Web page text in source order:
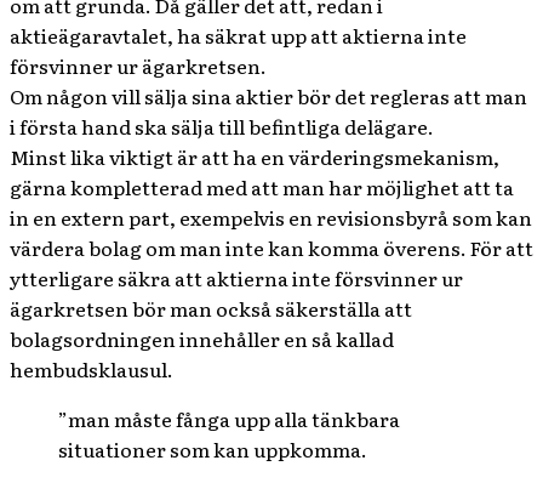
aktieägaravtalet, ha säkrat upp att aktierna inte
försvinner ur ägarkretsen.
Om någon vill sälja sina aktier bör det regleras att man
i första hand ska sälja till befintliga delägare.
Minst lika viktigt är att ha en värderingsmekanism,
gärna kompletterad med att man har möjlighet att ta
in en extern part, exempelvis en revisionsbyrå som kan
värdera bolag om man inte kan komma överens. För att
ytterligare säkra att aktierna inte försvinner ur
ägarkretsen bör man också säkerställa att
bolagsordningen innehåller en så kallad
hembudsklausul.
”man måste fånga upp alla tänkbara
situationer som kan uppkomma.